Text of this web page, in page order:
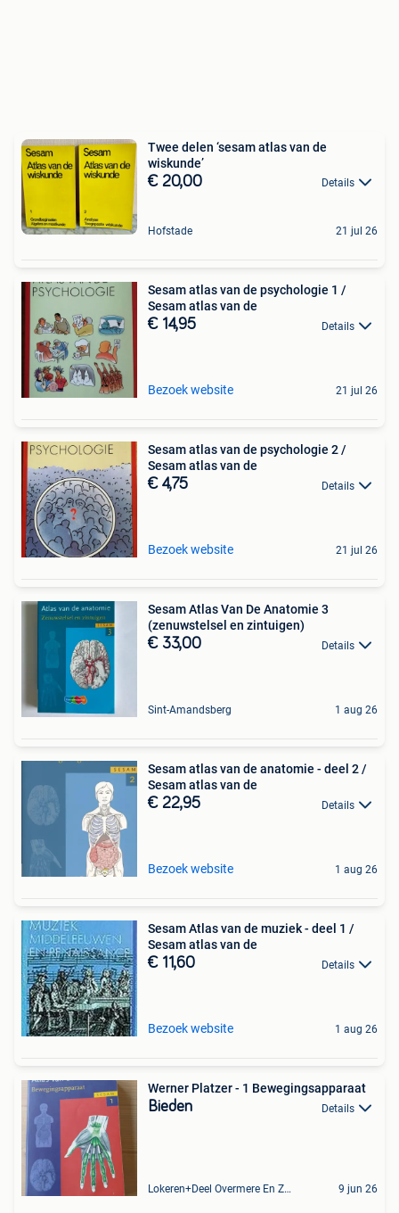
Twee delen ‘sesam atlas van de
wiskunde’
€ 20,00 Details
Hofstade 21 jul 26
Sesam atlas van de psychologie 1 /
Sesam atlas van de
€ 14,95 Details
Bezoek website 21 jul 26
Sesam atlas van de psychologie 2 /
Sesam atlas van de
€ 4,75 Details
Bezoek website 21 jul 26
Sesam Atlas Van De Anatomie 3
(zenuwstelsel en zintuigen)
€ 33,00 Details
Sint-Amandsberg 1 aug 26
Sesam atlas van de anatomie - deel 2 /
Sesam atlas van de
€ 22,95 Details
Bezoek website 1 aug 26
Sesam Atlas van de muziek - deel 1 /
Sesam atlas van de
€ 11,60 Details
Bezoek website 1 aug 26
Werner Platzer - 1 Bewegingsapparaat
Bieden Details
Lokeren+Deel Overmere En Zele 9 jun 26